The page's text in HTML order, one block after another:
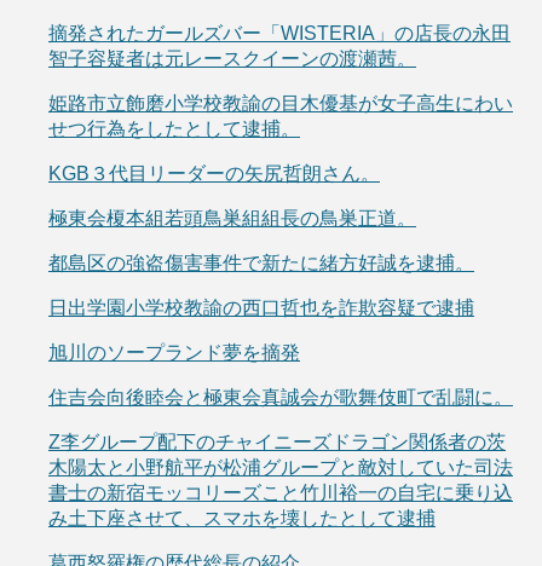
摘発されたガールズバー「WISTERIA」の店長の永田
智子容疑者は元レースクイーンの渡瀬茜。
姫路市立飾磨小学校教諭の目木優基が女子高生にわい
せつ行為をしたとして逮捕。
KGB３代目リーダーの矢尻哲朗さん。
極東会榎本組若頭鳥巣組組長の鳥巣正道。
都島区の強盗傷害事件で新たに緒方好誠を逮捕。
日出学園小学校教諭の西口哲也を詐欺容疑で逮捕
旭川のソープランド夢を摘発
住吉会向後睦会と極東会真誠会が歌舞伎町で乱闘に。
Z李グループ配下のチャイニーズドラゴン関係者の茨
木陽太と小野航平が松浦グループと敵対していた司法
書士の新宿モッコリーズこと竹川裕一の自宅に乗り込
み土下座させて、スマホを壊したとして逮捕